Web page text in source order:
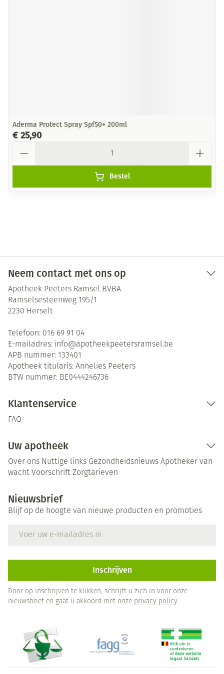
Aderma Protect Spray Spf50+ 200ml
€ 25,90
Bestel
Neem contact met ons op
Apotheek Peeters Ramsel BVBA
Ramselsesteenweg 195/1
2230 Herselt
Telefoon: 016 69 91 04
E-mailadres: info@apotheekpeetersramsel.be
APB nummer: 133401
Apotheek titularis: Annelies Peeters
BTW nummer: BE0444246736
Klantenservice
FAQ
Uw apotheek
Over ons Nuttige links Gezondheidsnieuws Apotheker van
wacht Voorschrift Zorgtarieven
Nieuwsbrief
Blijf op de hoogte van nieuwe producten en promoties
Inschrijven
Door op inschrijven te klikken, schrijft u zich in voor onze
nieuwsbrief en gaat u akkoord met onze privacy policy.